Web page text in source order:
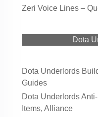
Zeri Voice Lines –
Dota
Dota Underlords
Guides
Dota Underlords
Items, Alliance